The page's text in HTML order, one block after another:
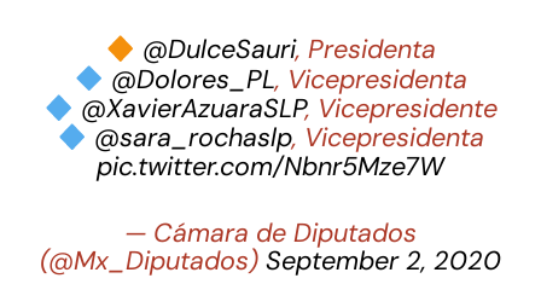
@DulceSauri, Presidenta
@Dolores_PL, Vicepresidenta
@XavierAzuaraSLP, Vicepresidente
@sara_rochaslp, Vicepresidenta
pic.twitter.com/Nbnr5Mze7W
— Cámara de Diputados
(@Mx_Diputados) September 2, 2020